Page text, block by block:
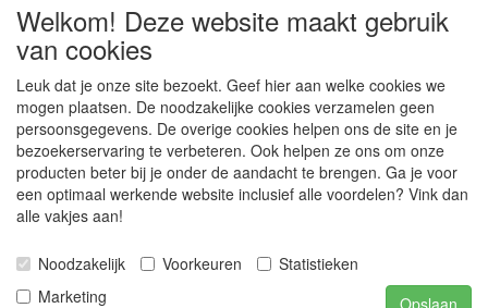
Welkom! Deze website maakt gebruik
van cookies
Leuk dat je onze site bezoekt. Geef hier aan welke cookies we
mogen plaatsen. De noodzakelijke cookies verzamelen geen
persoonsgegevens. De overige cookies helpen ons de site en je
bezoekerservaring te verbeteren. Ook helpen ze ons om onze
producten beter bij je onder de aandacht te brengen. Ga je voor
een optimaal werkende website inclusief alle voordelen? Vink dan
alle vakjes aan!
Noodzakelijk Voorkeuren
Statistieken
Marketing
Opslaan
LINT & CHARMS
***GROEP 08*** TEKENEN EN KLEUREN, GELPEN,MARKER
***GROEP 09*** KRALEN EN TOEBEHOREN
***GROEP 10*** WENSKAARTEN MET ENV. €0,75
Service
Artikelgroepen